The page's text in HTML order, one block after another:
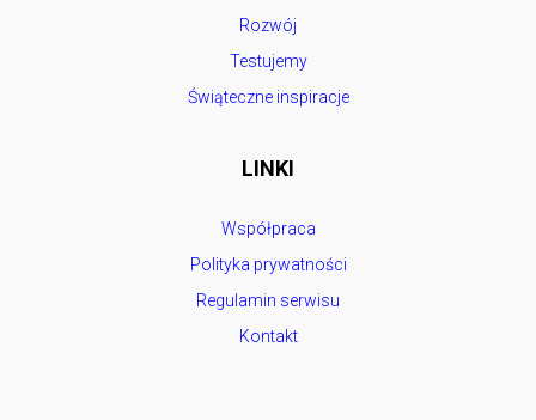
Rozwój
Testujemy
Świąteczne inspiracje
LINKI
Współpraca
Polityka prywatności
Regulamin serwisu
Kontakt